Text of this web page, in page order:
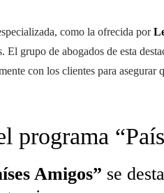
como la ofrecida por
El grupo de abogados de esta
con los clientes para
programa
Amigos” se